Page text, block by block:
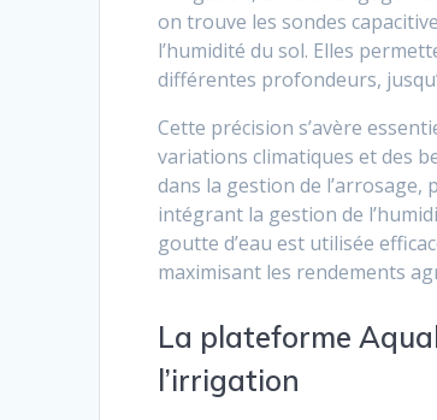
on trouve les sondes
l’humidité du sol. Elles
différentes profondeurs,
Cette précision s’avère
variations climatiques et des
dans la gestion de l’arrosage,
intégrant la gestion de
goutte d’eau est utilisée
maximisant les rendements
La plateforme
l’irrigation